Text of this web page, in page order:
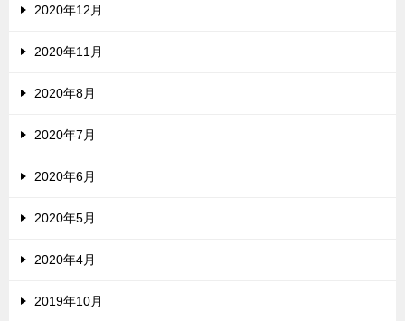
2020年12月
2020年11月
2020年8月
2020年7月
2020年6月
2020年5月
2020年4月
2019年10月